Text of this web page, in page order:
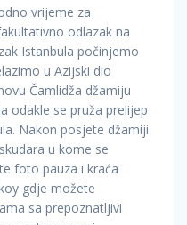
vrijeme za
odlazak na
Istanbula počinjemo
u Azijski dio
Čamlidža džamiju
odakle se pruža prelijep
Nakon posjete džamiji
u kome se
foto pauza i kraća
gdje možete
sa prepoznatljivi